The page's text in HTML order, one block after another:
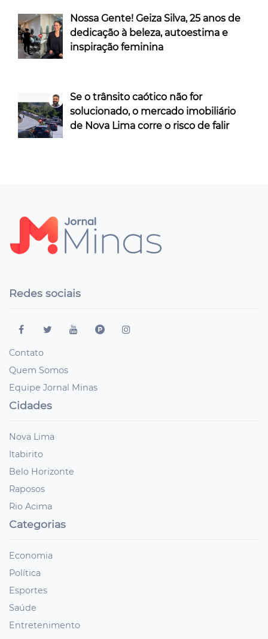
Nossa Gente! Geiza Silva, 25 anos de
dedicação à beleza, autoestima e
inspiração feminina
Se o trânsito caótico não for
solucionado, o mercado imobiliário
de Nova Lima corre o risco de falir
Redes sociais
Contato
Quem Somos
Equipe Jornal Minas
Cidades
Nova Lima
Itabirito
Belo Horizonte
Raposos
Rio Acima
Categorias
Economia
Política
Esportes
Saúde
Entretenimento